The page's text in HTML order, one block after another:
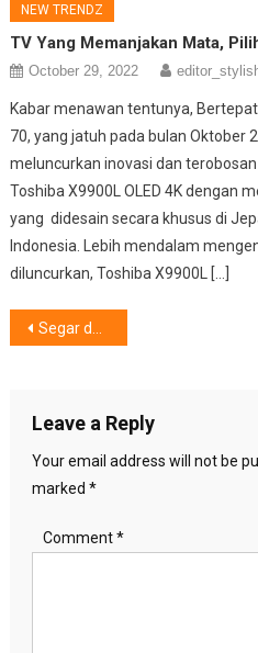
NEW TRENDZ
TV Yang Memanjakan Mata,
October 29, 2022
Kabar menawan tentunya,
70, yang jatuh pada bulan Oktober
meluncurkan inovasi dan
Toshiba X9900L OLED 4K dengan
yang didesain secara khusus di
Indonesia. Lebih mendalam
diluncurkan, Toshiba X9900L […]
Post
Segar dan Lancar Aktivitas,Susu Kambing Herbal Etawalin,
Leave a Reply
Your email address will not be
marked *
Comment*